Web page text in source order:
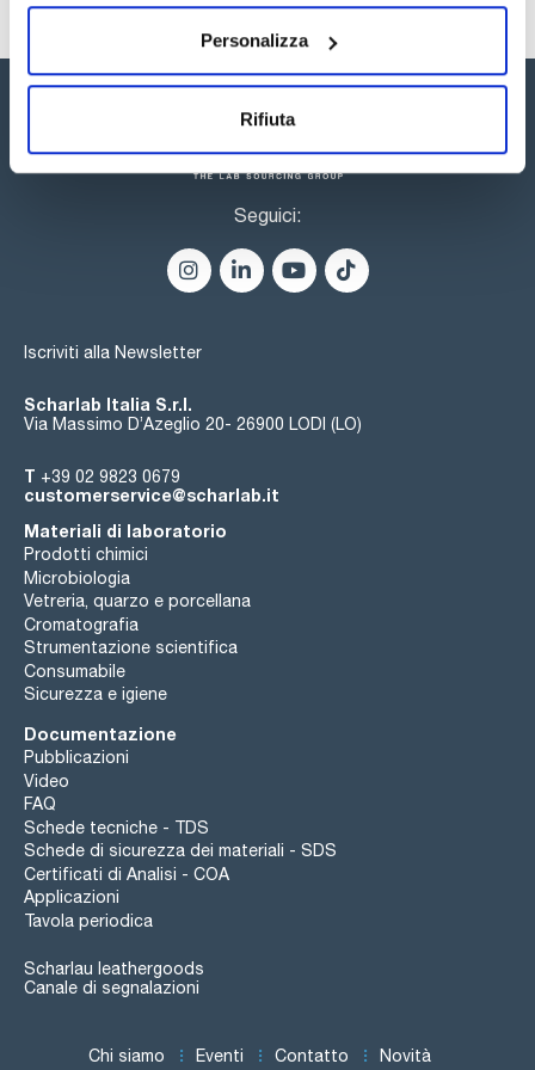
Personalizza
Rifiuta
funzionalizzazioni della silice, diametri interni e dimensioni.
Seguici:
Iscriviti alla Newsletter
Scharlab Italia S.r.l.
Via Massimo D’Azeglio 20- 26900 LODI (LO)
T +39 02 9823 0679
customerservice@scharlab.it
Materiali di laboratorio
Prodotti chimici
Microbiologia
Vetreria, quarzo e porcellana
Cromatografia
Strumentazione scientifica
Consumabile
Sicurezza e igiene
Documentazione
Pubblicazioni
Video
FAQ
Schede tecniche - TDS
Schede di sicurezza dei materiali - SDS
Certificati di Analisi - COA
Applicazioni
Tavola periodica
Scharlau leathergoods
Canale di segnalazioni
Chi siamo Eventi Contatto Novità